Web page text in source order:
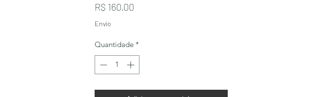
R$ 160,00Preço
Envio
Quantidade *